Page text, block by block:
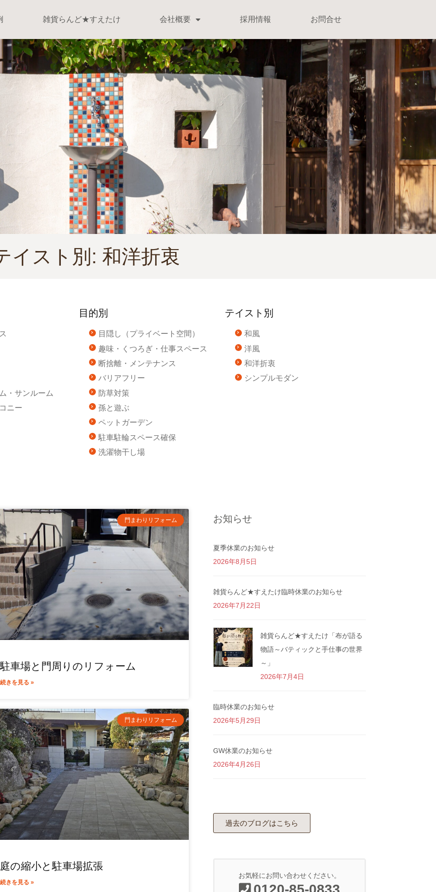
雑貨らんど★すえたけ 会社概要 採用情報 お問合せ
イスト別: 和洋折衷
・サンルーム
ニー
目的別
目隠し（プライベート空間）
趣味・くつろぎ・仕事スペース
断捨離・メンテナンス
バリアフリー
防草対策
孫と遊ぶ
ペットガーデン
駐車駐輪スペース確保
洗濯物干し場
テイスト別
和風
洋風
和洋折衷
シンプルモダン
門まわりリフォーム
駐車場と門周りのリフォーム
続きを見る »
門まわりリフォーム
庭の縮小と駐車場拡張
続きを見る »
お知らせ
夏季休業のお知らせ
2026年8月5日
雑貨らんど★すえたけ臨時休業のお知らせ
2026年7月22日
雑貨らんど★すえたけ「布が語る
物語～バティックと手仕事の世界
～」
2026年7月4日
臨時休業のお知らせ
2026年5月29日
GW休業のお知らせ
2026年4月26日
過去のブログはこちら
お気軽にお問い合わせください。